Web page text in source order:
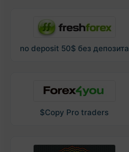
no deposit 50$ без депозита
$Copy Pro traders